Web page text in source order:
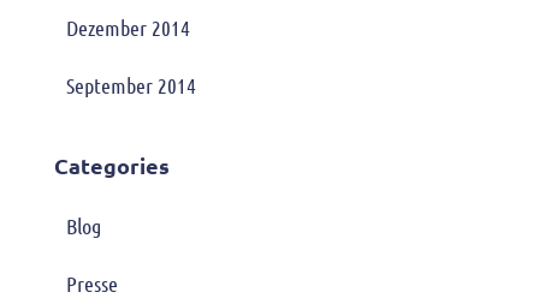
Dezember 2014
September 2014
Categories
Blog
Presse